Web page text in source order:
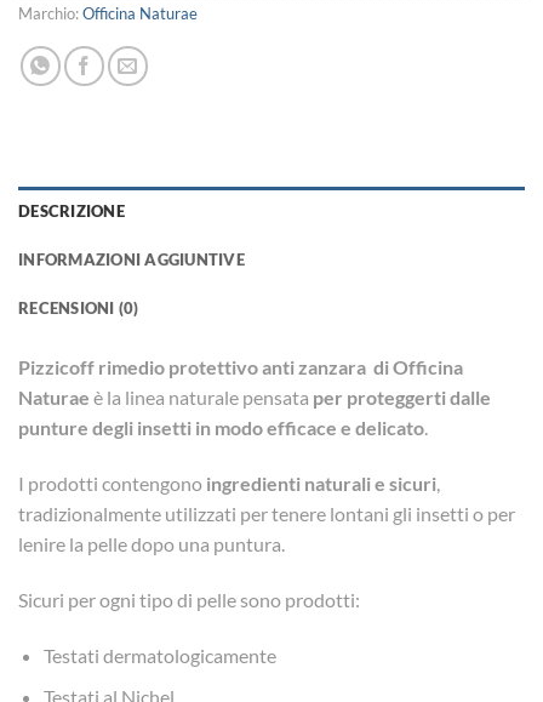
Marchio:Officina Naturae
DESCRIZIONE
INFORMAZIONI AGGIUNTIVE
RECENSIONI (0)
Pizzicoff rimedio protettivo anti zanzara di Officina
Naturae è la linea naturale pensata per proteggerti dalle
punture degli insetti in modo efficace e delicato.
I prodotti contengono ingredienti naturali e sicuri,
tradizionalmente utilizzati per tenere lontani gli insetti o per
lenire la pelle dopo una puntura.
Sicuri per ogni tipo di pelle sono prodotti:
Testati dermatologicamente
Testati al Nichel